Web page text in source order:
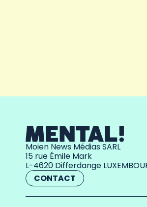
Moien News Médias SARL
15 rue Émile Mark
L-4620 Differdange
CONTACT